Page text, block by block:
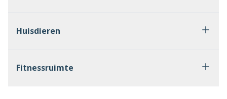
Huisdieren
Fitnessruimte